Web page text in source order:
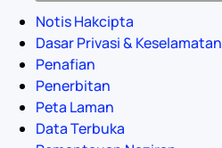
Notis Hakcipta
Dasar Privasi & Keselamatan
Penafian
Penerbitan
Peta Laman
Data Terbuka